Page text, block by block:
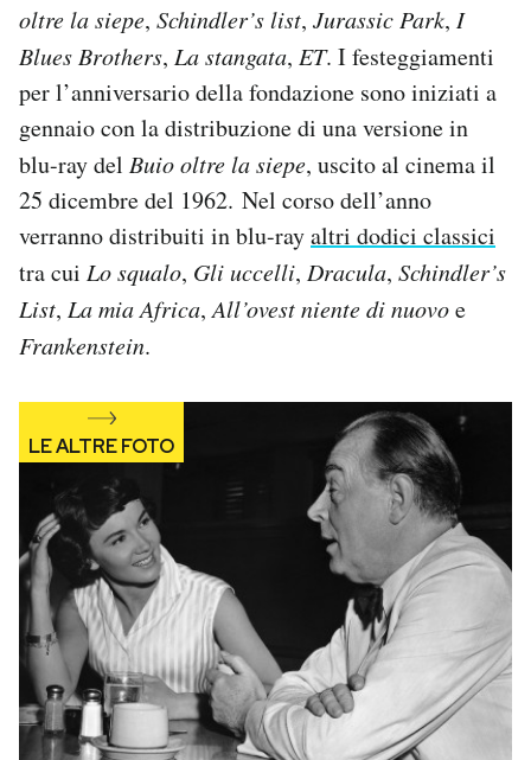
oltre la siepe, Schindler’s list, Jurassic Park, I
Blues Brothers, La stangata, ET. I festeggiamenti
per l’anniversario della fondazione sono iniziati a
gennaio con la distribuzione di una versione in
blu-ray del Buio oltre la siepe, uscito al cinema il
25 dicembre del 1962. Nel corso dell’anno
verranno distribuiti in blu-rayaltri dodici classici
tra cui Lo squalo, Gli uccelli, Dracula, Schindler’s
List, La mia Africa,All’ovest niente di nuovoe
Frankenstein.